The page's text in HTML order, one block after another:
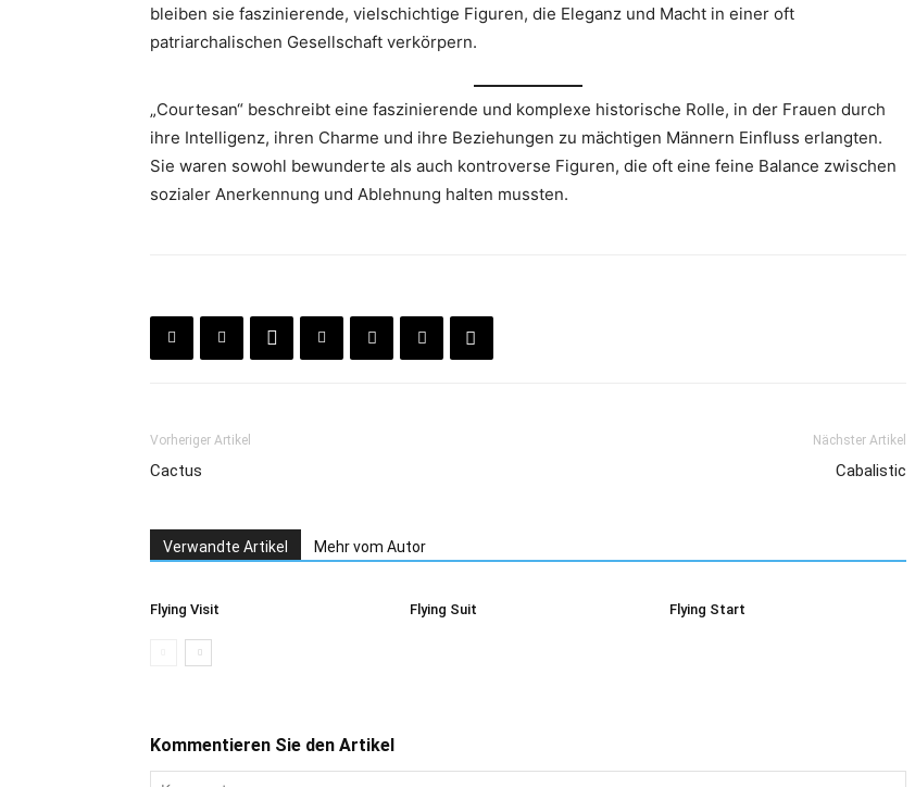
bleiben sie faszinierende, vielschichtige Figuren, die Eleganz und Macht in einer oft
patriarchalischen Gesellschaft verkörpern.
„Courtesan“ beschreibt eine faszinierende und komplexe historische Rolle, in der Frauen durch
ihre Intelligenz, ihren Charme und ihre Beziehungen zu mächtigen Männern Einfluss erlangten.
Sie waren sowohl bewunderte als auch kontroverse Figuren, die oft eine feine Balance zwischen
sozialer Anerkennung und Ablehnung halten mussten.
Vorheriger Artikel
Cactus
Nächster Artikel
Cabalistic
Verwandte Artikel Mehr vom Autor
Flying Visit Flying Suit Flying Start
Kommentieren Sie den Artikel